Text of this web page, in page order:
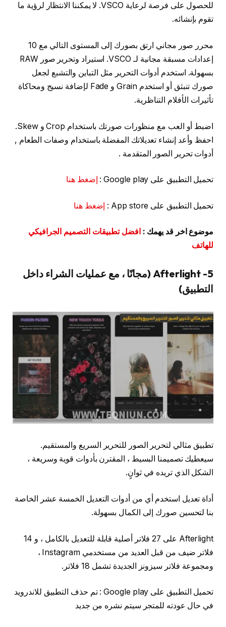
للحصول على فرصة لرعاية VSCO. لا يمكننا الانتظار لرؤية ما
تقوم بإنشائه.
محرر صور مجاني ارتق بصورك إلى المستوى التالي مع 10
إعدادات مسبقة مجانية لـ VSCO. استيراد وتحرير صور RAW
بسهولة. استخدم أدوات التحرير مثل التباين والتشبع لجعل
صورك تنبثق أو استخدم Grain و Fade لإضافة نسيج ومحاكاة
تأثيرات الأفلام التناظرية.
اضبط أو العب مع منظورات صورتك باستخدام Crop و Skew.
احفظ وأعد إنشاء تعديلاتك المفضلة باستخدام وصفات الطعام ,
أدوات تحرير الصور المتقدمة .
تحميل التطبيق على Google play : إضغط هنا
تحميل التطبيق على App store : إضغط هنا
موضوع اخر قد يهمك : افضل تطبيقات التصميم الجرافيكي
للهاتف
5- Afterlight (مجانًا ، مع عمليات الشراء داخل
التطبيق)
تطبيق مثالي لتحرير الصور للتحرير السريع والمستقيم.
سيعطيك تصميمنا البسيط ، المقترن بأدوات قوية وسريعة ،
الشكل الذي تريده في ثوانٍ.
أداة تعديل استخدم أي من أدوات التعديل الخمسة عشر الخاصة
بنا لتحسين صورك إلى الكمال بسهولة.
Afterlight على 27 فلاتر أصلية قابلة للتعديل بالكامل ، و 14
فلاتر ضيف من قبل العديد من مستخدمي Instagram ،
ومجموعة فلاتر سيزونز الجديدة تشمل 18 فلاتر.
تحميل التطبيق على Google play : تم حذف التطبيق للاندرويد
في حال عودته للمتجر سيتم نشره من جديد